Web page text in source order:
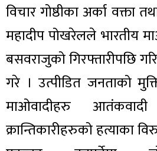
विचार गोष्ठीका अर्का वक्ता
महादीप पोखरेलले भारतीय
बसवराजुको गिरफ्तारीपछि
गरे । उत्पीडित जनताको
माओवादीहरु
क्रान्तिकारीहरुको हत्याका